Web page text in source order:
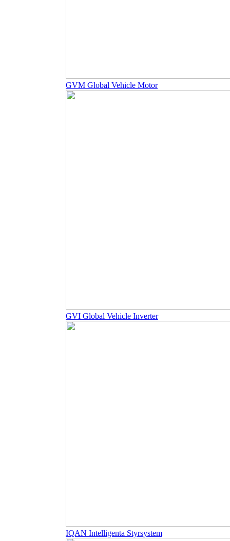
GVM Global Vehicle Motor
GVI Global Vehicle Inverter
IQAN Intelligenta Styrsystem